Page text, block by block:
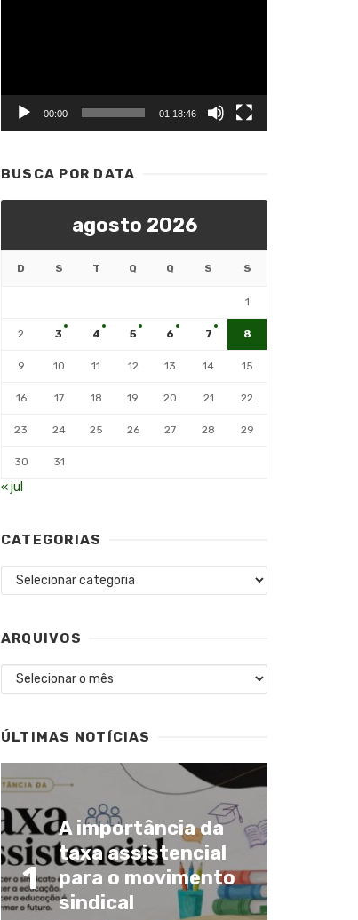
00:00 01:18:46
BUSCA POR DATA
agosto 2026
D S T Q Q S S
1
2 3 4 5 6 7 8
9 10 11 12 13 14 15
16 17 18 19 20 21 22
23 24 25 26 27 28 29
30 31
« jul
CATEGORIAS
Categorias
ARQUIVOS
Arquivos
ÚLTIMAS NOTÍCIAS
1
A importância da
taxa assistencial
para o movimento
sindical